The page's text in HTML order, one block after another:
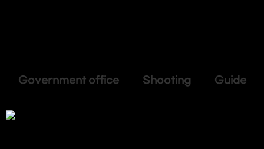
Government office Shooting Guide